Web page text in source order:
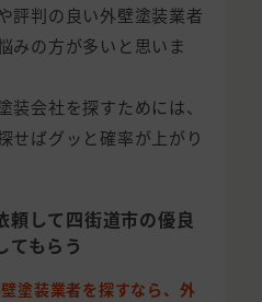
評判の良い外壁塗装業者
みの方が多いと思いま
装会社を探すためには、
せばグッと確率が上がり
頼して四街道市の優良
てもらう
塗装業者を探すなら、外